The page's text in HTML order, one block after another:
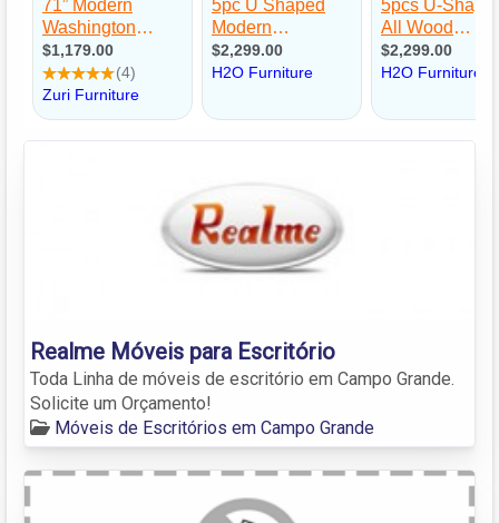
Realme Móveis para Escritório
Toda Linha de móveis de escritório em Campo Grande.
Solicite um Orçamento!
Móveis de Escritórios em Campo Grande